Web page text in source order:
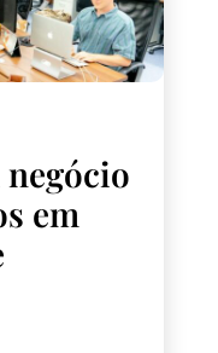
em